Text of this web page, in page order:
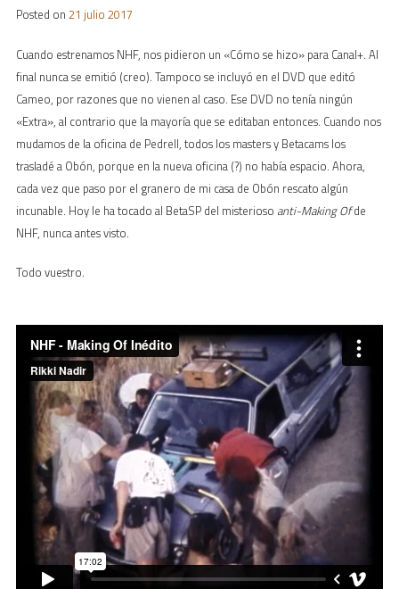
Posted on 21 julio 2017
Cuando estrenamos NHF, nos pidieron un «Cómo se hizo» para Canal+. Al
final nunca se emitió (creo). Tampoco se incluyó en el DVD que editó
Cameo, por razones que no vienen al caso. Ese DVD no tenía ningún
«Extra», al contrario que la mayoría que se editaban entonces. Cuando nos
mudamos de la oficina de Pedrell, todos los masters y Betacams los
trasladé a Obón, porque en la nueva oficina (?) no había espacio. Ahora,
cada vez que paso por el granero de mi casa de Obón rescato algún
incunable. Hoy le ha tocado al BetaSP del misterioso anti-Making Ofde
NHF, nunca antes visto.
Todo vuestro.